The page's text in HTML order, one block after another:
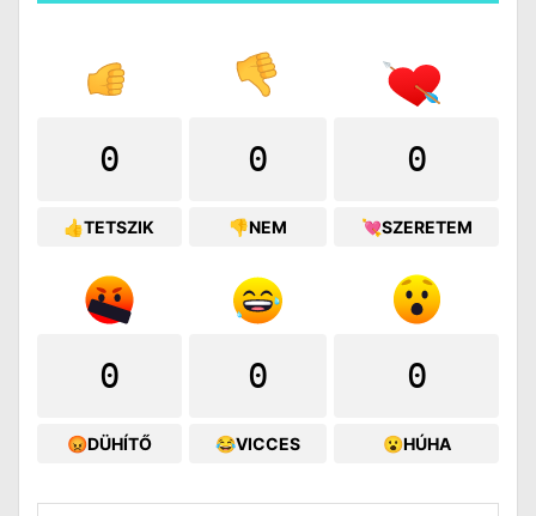
0
👍TETSZIK
0
👎NEM
0
💘SZERETEM
0
😡DÜHÍTŐ
0
😂VICCES
0
😮HÚHA